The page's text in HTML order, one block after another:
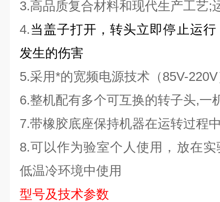
3.高品质复合材料和现代生产工艺;
4.当盖子打开，转头立即停止运
发生的伤害
5.采用*的宽频电源技术（85V-
6.整机配有多个可互换的转子头,一
7.带橡胶底座保持机器在运转过程
8.可以作为验室个人使用，放在
低温冷环境中使用
型号及技术参数